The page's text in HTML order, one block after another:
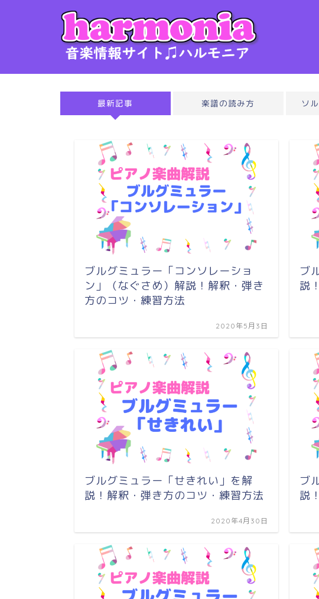
最新記事 楽譜の読み方 ソ
ブルグミュラー「コンソレーショ
ン」（なぐさめ）解説！解釈・弾き
方のコツ・練習方法
2020年5月3日
ブ
説
ブルグミュラー「せきれい」を解
説！解釈・弾き方のコツ・練習方法
2020年4月30日
ブ
説